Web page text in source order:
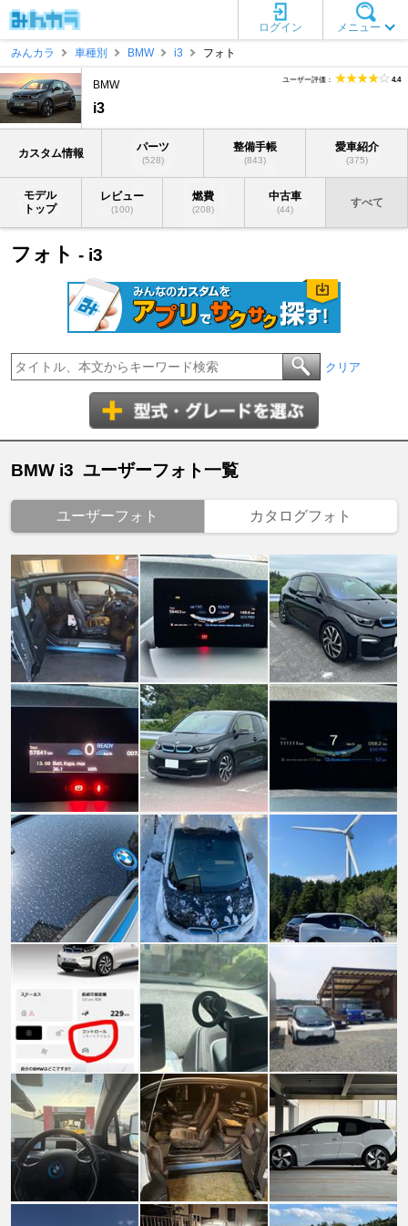
メニュー
ログイン
みんカラ
車種別 BMW i3 フォト
BMW
i3
ユーザー評価： 4.4
カスタム情報 パーツ
(528)
整備手帳
(843)
愛車紹介
(375)
モデル
トップ
レビュー
(100)
燃費
(208)
中古車
(44)
すべて
フォト - i3
クリア
BMW i3 ユーザーフォト一覧
ユーザーフォト カタログフォト